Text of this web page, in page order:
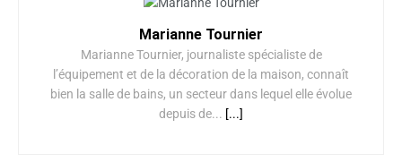
Marianne Tournier
Marianne Tournier, journaliste spécialiste de
l’équipement et de la décoration de la maison, connaît
bien la salle de bains, un secteur dans lequel elle évolue
depuis de... [...]